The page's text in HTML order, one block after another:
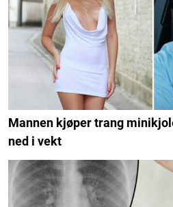
Mannen kjøper trang
ned i vekt